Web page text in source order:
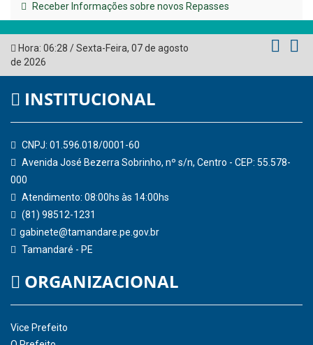
Governo de Pernambuco
Tribunal de Contas do Estado de Pernambuco
Ministério Público do Estado de Pernambuco
Controladoria-Geral da União
Confederação Nacional de Municípios - CNM
QEdu
Consultar Convênios
Receber Informações sobre novos Repasses
Hora:06:28/Sexta-Feira,07 de agosto
INSTITUCIONAL